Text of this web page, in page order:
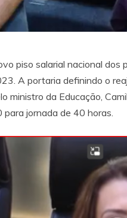
piso salarial nacional
A portaria definindo o
ministro da Educação,
jornada de 40 horas.